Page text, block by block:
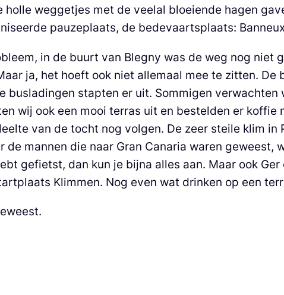
weggetjes met de veelal bloeiende hagen
pauzeplaats, de bedevaartsplaats:
in de buurt van Blegny was de weg nog niet
ja, het hoeft ook niet allemaal mee te zitten. De
busladingen stapten er uit. Sommigen
wij ook een mooi terras uit en bestelden er koffie
van de tocht nog volgen. De zeer steile klim in
mannen die naar Gran Canaria waren geweest,
gefietst, dan kun je bijna alles aan. Maar ook
Klimmen. Nog even wat drinken op een